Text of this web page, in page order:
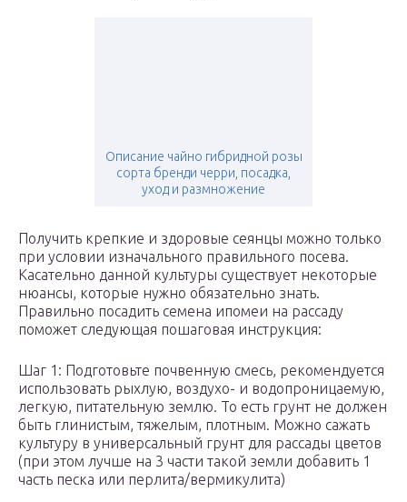
Описание чайно гибридной розы
сорта бренди черри, посадка,
уход и размножение
Получить крепкие и здоровые сеянцы можно только
при условии изначального правильного посева.
Касательно данной культуры существует некоторые
нюансы, которые нужно обязательно знать.
Правильно посадить семена ипомеи на рассаду
поможет следующая пошаговая инструкция:
Шаг 1: Подготовьте почвенную смесь, рекомендуется
использовать рыхлую, воздухо- и водопроницаемую,
легкую, питательную землю. То есть грунт не должен
быть глинистым, тяжелым, плотным. Можно сажать
культуру в универсальный грунт для рассады цветов
(при этом лучше на 3 части такой земли добавить 1
часть песка или перлита/вермикулита)